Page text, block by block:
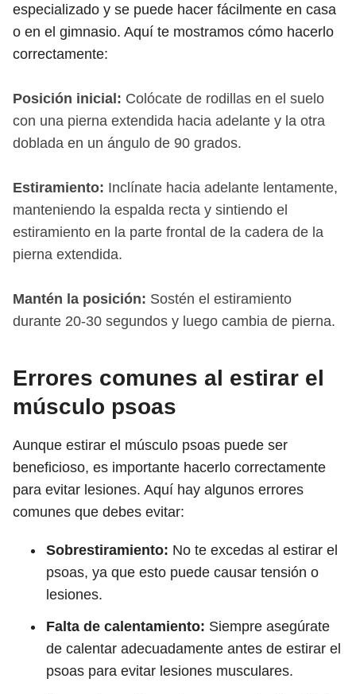
especializado y se puede hacer fácilmente en casa
o en el gimnasio. Aquí te mostramos cómo hacerlo
correctamente:
Posición inicial: Colócate de rodillas en el suelo
con una pierna extendida hacia adelante y la otra
doblada en un ángulo de 90 grados.
Estiramiento: Inclínate hacia adelante lentamente,
manteniendo la espalda recta y sintiendo el
estiramiento en la parte frontal de la cadera de la
pierna extendida.
Mantén la posición: Sostén el estiramiento
durante 20-30 segundos y luego cambia de pierna.
Errores comunes al estirar el
músculo psoas
Aunque estirar el músculo psoas puede ser
beneficioso, es importante hacerlo correctamente
para evitar lesiones. Aquí hay algunos errores
comunes que debes evitar:
Sobrestiramiento: No te excedas al estirar el
psoas, ya que esto puede causar tensión o
lesiones.
Falta de calentamiento: Siempre asegúrate
de calentar adecuadamente antes de estirar el
psoas para evitar lesiones musculares.